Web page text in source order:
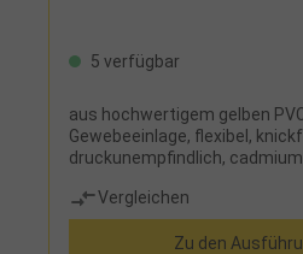
5 verfügbar
aus hochwertigem gelben
Gewebeeinlage, flexibel,
druckunempfindlich,
Vergleichen
Zu den